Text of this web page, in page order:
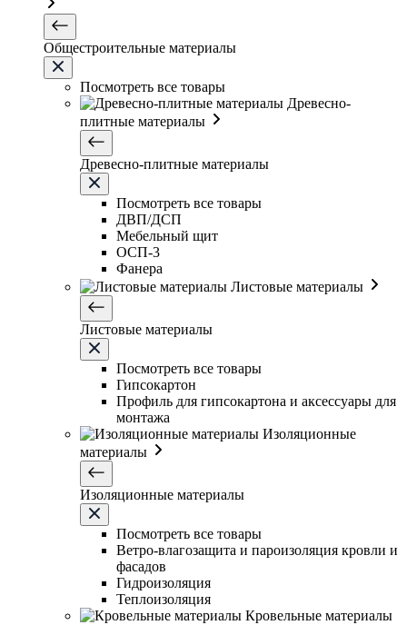
Общестроительные материалы
Посмотреть все товары
Древесно-
плитные материалы
Древесно-плитные материалы
Посмотреть все товары
ДВП/ДСП
Мебельный щит
ОСП-3
Фанера
Листовые материалы
Листовые материалы
Посмотреть все товары
Гипсокартон
Профиль для гипсокартона и аксессуары для
монтажа
Изоляционные
материалы
Изоляционные материалы
Посмотреть все товары
Ветро-влагозащита и пароизоляция кровли и
фасадов
Гидроизоляция
Теплоизоляция
Кровельные материалы